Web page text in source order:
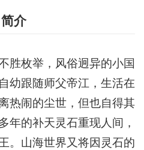
介
胜枚举，风俗迥异的小国
幼跟随师父帝江，生活在
热闹的尘世，但也自得其
年的补天灵石重现人间，
。山海世界又将因灵石的